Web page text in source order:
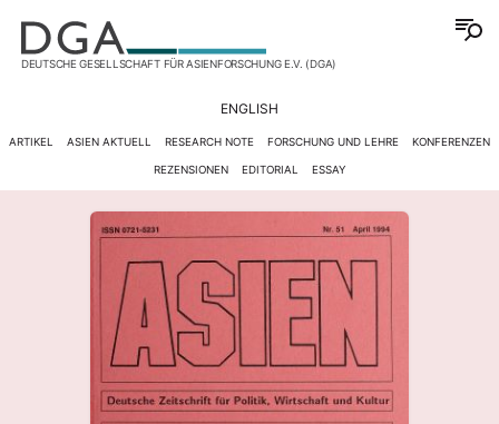
DEUTSCHE GESELLSCHAFT FÜR ASIENFORSCHUNG E.V. (DGA)
ENGLISH
ARTIKEL ASIEN AKTUELL RESEARCH NOTE FORSCHUNG UND LEHRE KONFERENZEN
REZENSIONEN EDITORIAL ESSAY